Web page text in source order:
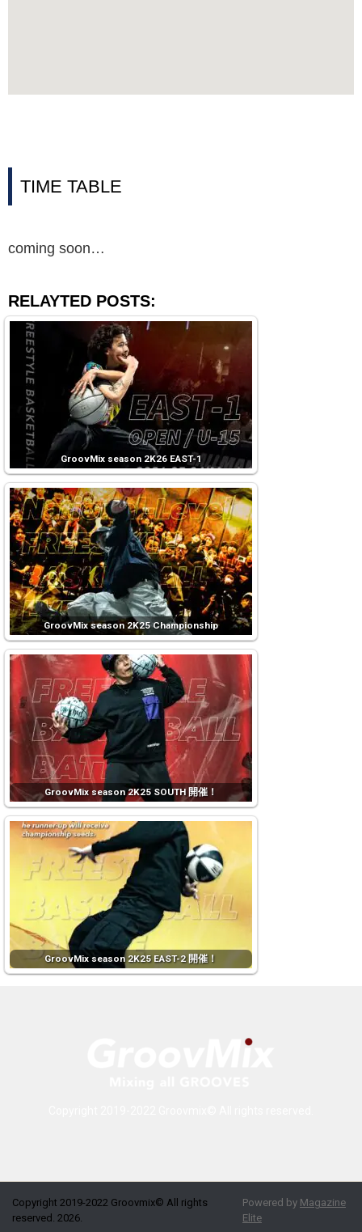
TIME TABLE
coming soon…
RELAYTED POSTS:
GroovMix season 2K26 EAST-1
GroovMix season 2K25 Championship
GroovMix season 2K25 SOUTH 開催！
GroovMix season 2K25 EAST-2 開催！
Copyright 2019-2022 Groovmix© All rights
reserved. 2026.
Powered by Magazine
Elite